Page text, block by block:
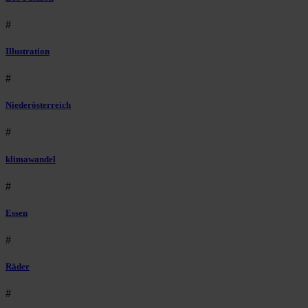
#
Illustration
#
Niederösterreich
#
klimawandel
#
Essen
#
Räder
#